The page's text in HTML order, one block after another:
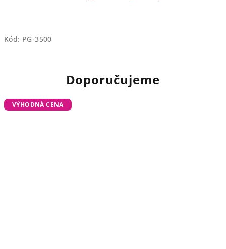
Kód: PG-3500
Doporučujeme
VÝHODNÁ CENA